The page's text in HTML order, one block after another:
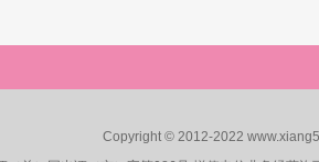
Copyright © 2012-2022